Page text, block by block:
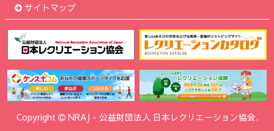
サイトマップ
Copyright NRAJ - 公益財団法人 日本レクリエーション協会.